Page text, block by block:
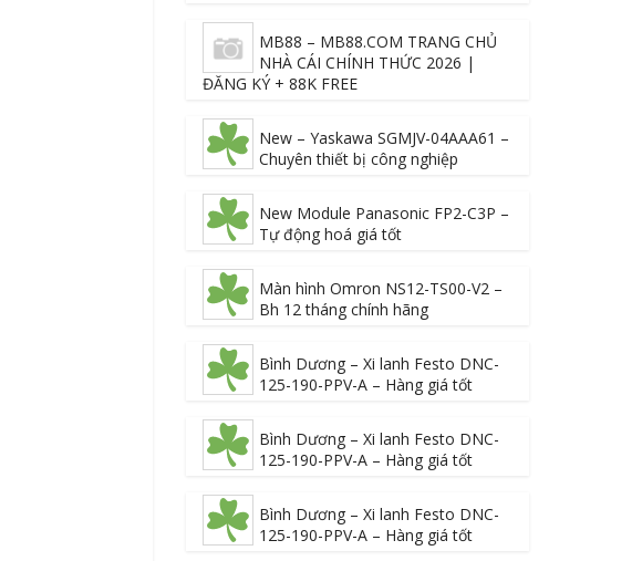
MB88 – MB88.COM TRANG CHỦ
NHÀ CÁI CHÍNH THỨC 2026 |
ĐĂNG KÝ + 88K FREE
New – Yaskawa SGMJV-04AAA61 –
Chuyên thiết bị công nghiệp
New Module Panasonic FP2-C3P –
Tự động hoá giá tốt
Màn hình Omron NS12-TS00-V2 –
Bh 12 tháng chính hãng
Bình Dương – Xi lanh Festo DNC-
125-190-PPV-A – Hàng giá tốt
Bình Dương – Xi lanh Festo DNC-
125-190-PPV-A – Hàng giá tốt
Bình Dương – Xi lanh Festo DNC-
125-190-PPV-A – Hàng giá tốt